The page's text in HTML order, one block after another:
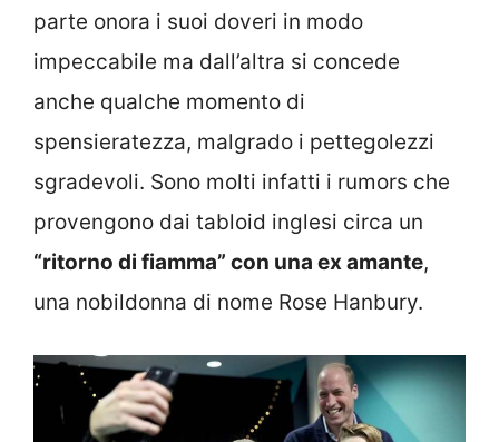
parte onora i suoi doveri in modo
impeccabile ma dall’altra si concede
anche qualche momento di
spensieratezza, malgrado i pettegolezzi
sgradevoli. Sono molti infatti i rumors che
provengono dai tabloid inglesi circa un
“ritorno di fiamma” con una ex amante,
una nobildonna di nome Rose Hanbury.